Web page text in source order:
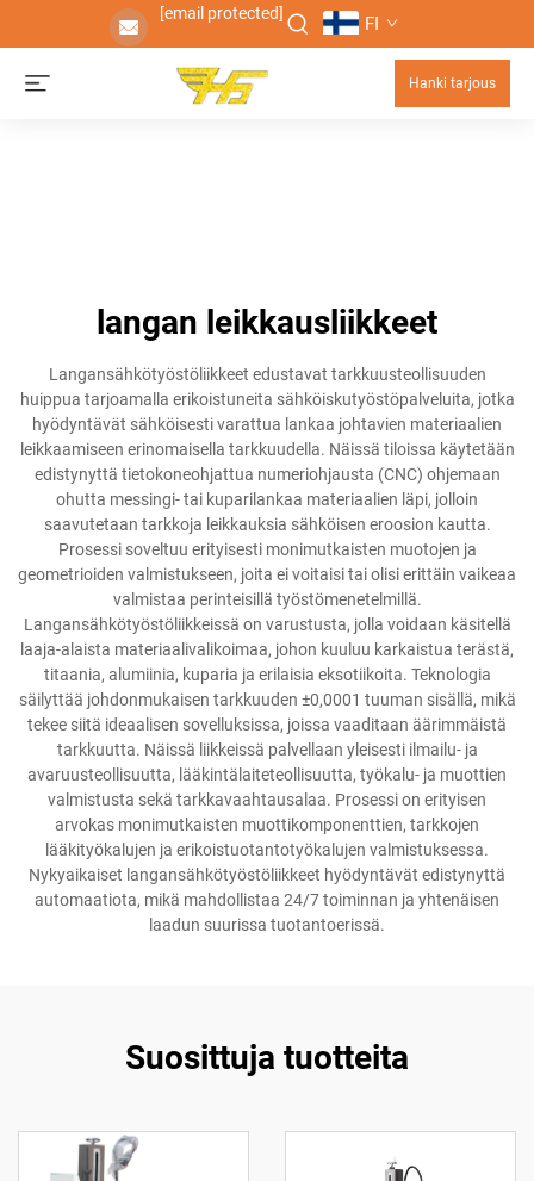
[email protected] FI
Hanki tarjous
langan leikkausliikkeet
Langansähkötyöstöliikkeet edustavat tarkkuusteollisuuden
huippua tarjoamalla erikoistuneita sähköiskutyöstöpalveluita, jotka
hyödyntävät sähköisesti varattua lankaa johtavien materiaalien
leikkaamiseen erinomaisella tarkkuudella. Näissä tiloissa käytetään
edistynyttä tietokoneohjattua numeriohjausta (CNC) ohjemaan
ohutta messingi- tai kuparilankaa materiaalien läpi, jolloin
saavutetaan tarkkoja leikkauksia sähköisen eroosion kautta.
Prosessi soveltuu erityisesti monimutkaisten muotojen ja
geometrioiden valmistukseen, joita ei voitaisi tai olisi erittäin vaikeaa
valmistaa perinteisillä työstömenetelmillä.
Langansähkötyöstöliikkeissä on varustusta, jolla voidaan käsitellä
laaja-alaista materiaalivalikoimaa, johon kuuluu karkaistua terästä,
titaania, alumiinia, kuparia ja erilaisia eksotiikoita. Teknologia
säilyttää johdonmukaisen tarkkuuden ±0,0001 tuuman sisällä, mikä
tekee siitä ideaalisen sovelluksissa, joissa vaaditaan äärimmäistä
tarkkuutta. Näissä liikkeissä palvellaan yleisesti ilmailu- ja
avaruusteollisuutta, lääkintälaiteteollisuutta, työkalu- ja muottien
valmistusta sekä tarkkavaahtausalaa. Prosessi on erityisen
arvokas monimutkaisten muottikomponenttien, tarkkojen
lääkityökalujen ja erikoistuotantotyökalujen valmistuksessa.
Nykyaikaiset langansähkötyöstöliikkeet hyödyntävät edistynyttä
automaatiota, mikä mahdollistaa 24/7 toiminnan ja yhtenäisen
laadun suurissa tuotantoerissä.
Suosittuja tuotteita